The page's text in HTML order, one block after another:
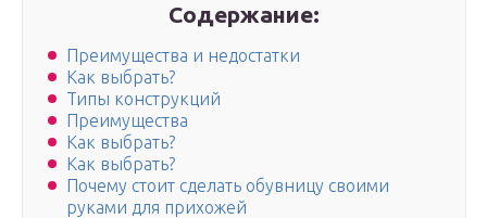
Содержание:
Преимущества и недостатки
Как выбрать?
Типы конструкций
Преимущества
Как выбрать?
Как выбрать?
Почему стоит сделать обувницу своими
руками для прихожей